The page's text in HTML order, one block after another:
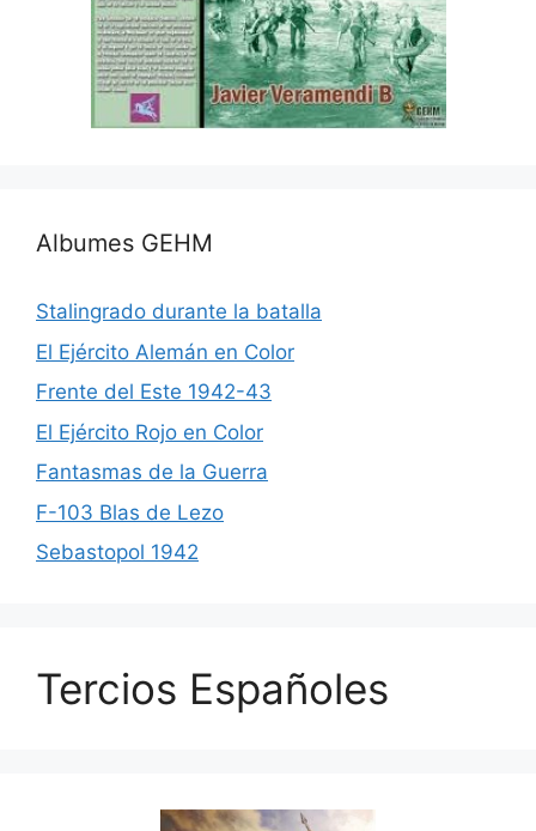
Albumes GEHM
Stalingrado durante la batalla
El Ejército Alemán en Color
Frente del Este 1942-43
El Ejército Rojo en Color
Fantasmas de la Guerra
F-103 Blas de Lezo
Sebastopol 1942
Tercios Españoles